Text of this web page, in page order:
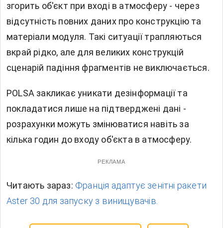
згорить об'єкт при вході в атмосферу - через
відсутність повних даних про конструкцію та
матеріали модуля. Такі ситуації трапляються
вкрай рідко, але для великих конструкцій
сценарій падіння фрагментів не виключається.
POLSA закликає уникати дезінформації та
покладатися лише на підтверджені дані -
розрахунки можуть змінюватися навіть за
кілька годин до входу об'єкта в атмосферу.
РЕКЛАМА
Читають зараз: Франція адаптує зенітні ракети
Aster 30 для запуску з винищувачів.